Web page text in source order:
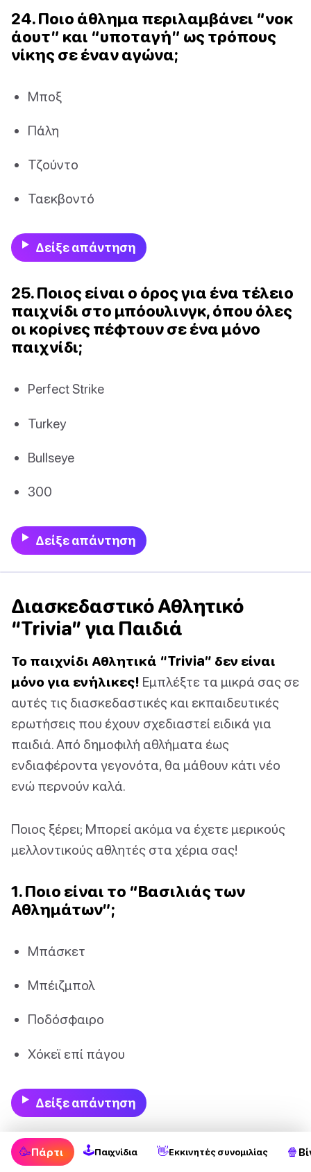
24. Ποιο άθλημα περιλαμβάνει “νοκ
άουτ” και “υποταγή” ως τρόπους
νίκης σε έναν αγώνα;
Μποξ
Πάλη
Τζούντο
Ταεκβοντό
Δείξε απάντηση
25. Ποιος είναι ο όρος για ένα τέλειο
παιχνίδι στο μπόουλινγκ, όπου όλες
οι κορίνες πέφτουν σε ένα μόνο
παιχνίδι;
Perfect Strike
Turkey
Bullseye
300
Δείξε απάντηση
Διασκεδαστικό Αθλητικό
“Trivia” για Παιδιά
Το παιχνίδι Αθλητικά “Trivia” δεν είναι
μόνο για ενήλικες! Εμπλέξτε τα μικρά σας σε
αυτές τις διασκεδαστικές και εκπαιδευτικές
ερωτήσεις που έχουν σχεδιαστεί ειδικά για
παιδιά. Από δημοφιλή αθλήματα έως
ενδιαφέροντα γεγονότα, θα μάθουν κάτι νέο
ενώ περνούν καλά.
Ποιος ξέρει; Μπορεί ακόμα να έχετε μερικούς
μελλοντικούς αθλητές στα χέρια σας!
1. Ποιο είναι το “Βασιλιάς των
Αθλημάτων”;
Μπάσκετ
Μπέιζμπολ
Ποδόσφαιρο
Χόκεϊ επί πάγου
Δείξε απάντηση
2. Οι Ολυμπιακοί Αγώνες
πραγματοποιούνται κάθε πόσα
🥳Πάρτι 🕹Παιχνίδια 👋Εκκινητές συνομιλίας 🍿